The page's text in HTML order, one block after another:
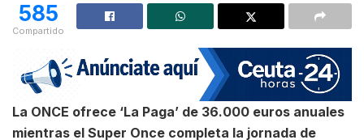
585
Compartido
La ONCE ofrece ‘La Paga’ de 36.000 euros anuales
mientras el Super Once completa la jornada de